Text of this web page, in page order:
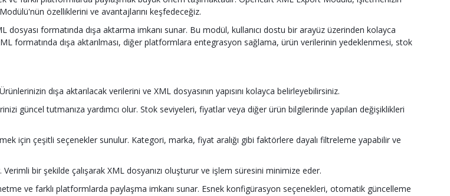
özelliklerini ve avantajlarını keşfedeceğiz.
formatında dışa aktarma imkanı sunar. Bu modül, kullanıcı dostu bir arayüz üzerinden kolayca
formatında dışa aktarılması, diğer platformlara entegrasyon sağlama, ürün verilerinin yedeklenmesi, stok
dışa aktarılacak verilerini ve XML dosyasının yapısını kolayca belirleyebilirsiniz.
güncel tutmanıza yardımcı olur. Stok seviyeleri, fiyatlar veya diğer ürün bilgilerinde yapılan değişiklikleri
için çeşitli seçenekler sunulur. Kategori, marka, fiyat aralığı gibi faktörlere dayalı filtreleme yapabilir ve
Verimli bir şekilde çalışarak XML dosyanızı oluşturur ve işlem süresini minimize eder.
ve farklı platformlarda paylaşma imkanı sunar. Esnek konfigürasyon seçenekleri, otomatik güncelleme